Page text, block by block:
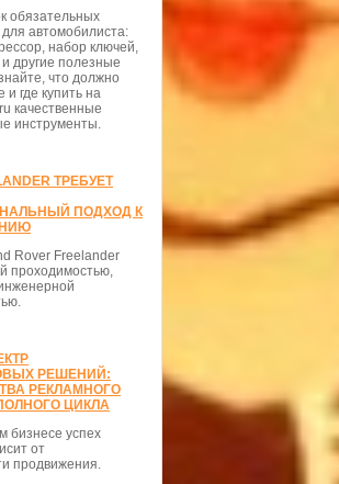
обязательных
автомобилиста:
набор ключей,
другие полезные
что должно
где купить на
качественные
инструменты.
ТРЕБУЕТ
ПОДХОД К
Rover Freelander
проходимостью,
РЕШЕНИЙ:
РЕКЛАМНОГО
ЦИКЛА
бизнесе успех
от
продвижения.